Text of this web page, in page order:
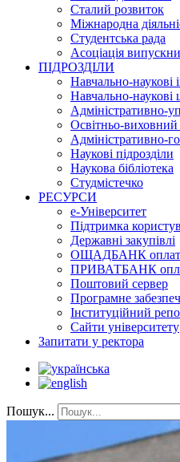
Сталий розвиток
Міжнародна
Студентська рада
Асоціація
ПІДРОЗДІЛИ
Навчально-наукові
Навчально-наукові
Адміністративно-
Освітньо-
Адміністративно-
Наукові підрозділи
Наукова бібліотека
Студмістечко
РЕСУРСИ
е-Університет
Підтримка
Державні закупівлі
ОЩАДБАНК
ПРИВАТБАНК
Поштовий сервер
Програмне
Інституційний
Сайти університету
Запитати у ректора
Пошук...